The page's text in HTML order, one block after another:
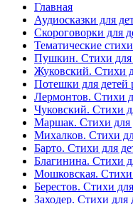
Главная
Аудиосказки для
Скороговорки для
Тематические стихи
Пушкин. Стихи для
Жуковский. Стихи
Потешки для детей
Лермонтов. Стихи
Чуковский. Стихи
Маршак. Стихи для
Михалков. Стихи
Барто. Стихи для
Благинина. Стихи
Мошковская. Стихи
Берестов. Стихи
Заходер. Стихи для